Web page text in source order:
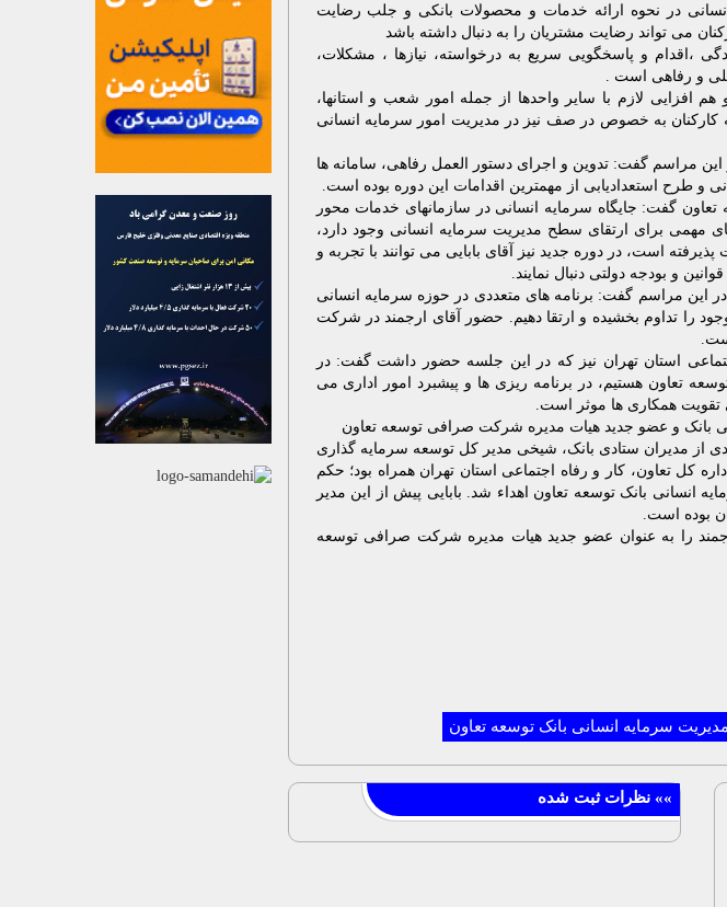
در نحوه ارائه خدمات و محصولات بانکی و جلب رضایت
می تواند رضایت مشتریان را به دنبال داشته باشد
،اقدام و پاسخگویی سریع به درخواسته، نیازها ، مشکلات،
و رفاهی است .
افزایی لازم با سایر واحدها از جمله امور شعب و استانها،
کارکنان به خصوص در صف نیز در مدیریت امور سرمایه انسانی
مراسم گفت: تدوین و اجرای دستور العمل رفاهی، سامانه ها
و طرح استعدادیابی از مهمترین اقدامات این دوره بوده است.
گفت: جایگاه سرمایه انسانی در سازمانهای خدمات محور
مهمی برای ارتقای سطح مدیریت سرمایه انسانی وجود دارد،
است، در دوره جدید نیز آقای بابایی می توانند با تجربه و
و بودجه دولتی دنبال نمایند.
این مراسم گفت: برنامه های متعددی در حوزه سرمایه انسانی
را تداوم بخشیده و ارتقا دهیم. حضور آقای ارجمند در شرکت
استان تهران نیز که در این جلسه حضور داشت گفت: در
تعاون هستیم، در برنامه ریزی ها و پیشبرد امور اداری می
تقویت همکاری ها موثر است.
بانک و عضو جدید هیات مدیره شرکت صرافی توسعه تعاون
از مدیران ستادی بانک، شیخی مدیر کل توسعه سرمایه گذاری
کل تعاون، کار و رفاه اجتماعی استان تهران همراه بود؛ حکم
انسانی بانک توسعه تعاون اهداء شد. بابایی پیش از این مدیر
بوده است.
را به عنوان عضو جدید هیات مدیره شرکت صرافی توسعه
سرمایه انسانی بانک توسعه تعاون